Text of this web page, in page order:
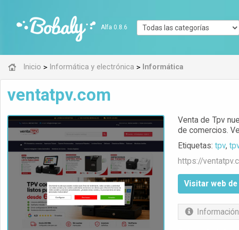
Alfa 0.8.6
Inicio > Informática y electrónica > Informática
ventatpv.com
Venta de Tpv
de comercios.
Etiquetas:tpv,
https://
Visitar web